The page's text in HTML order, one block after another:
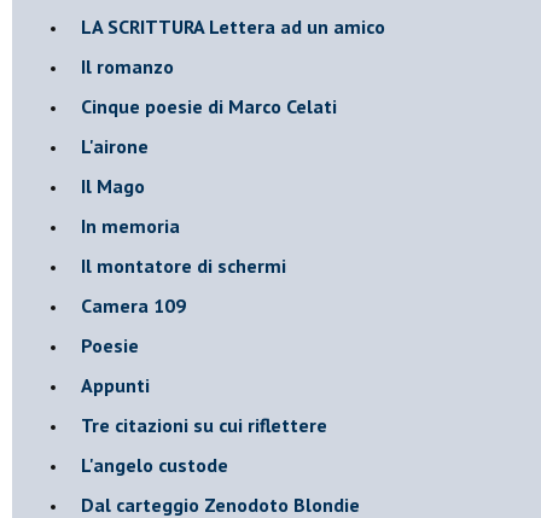
​LA SCRITTURA Lettera ad un amico
Il romanzo
Cinque poesie di Marco Celati
L'airone
Il Mago
In memoria
Il montatore di schermi
Camera 109
Poesie
Appunti
Tre citazioni su cui riflettere
L'angelo custode
Dal carteggio Zenodoto Blondie